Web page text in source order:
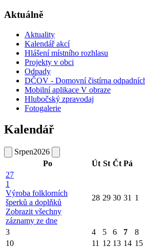
Aktuálně
Aktuality
Kalendář akcí
Hlášení místního rozhlasu
Projekty v obci
Odpady
DČOV - Domovní čistírna
Mobilní aplikace V obraze
Hlubočský zpravodaj
Fotogalerie
Kalendář
Srpen2026
Po
Út St Čt Pá
27
1
Výroba folklorních
šperků a doplňků
Zobrazit všechny
záznamy ze dne
28 29 30 31 1
3 4 5 6 7 8
10
11 12 13 14 15